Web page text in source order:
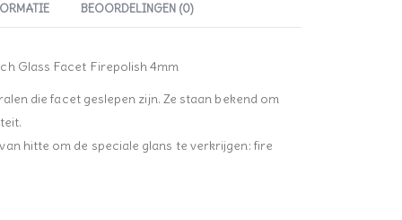
BEOORDELINGEN (0)
Glass Facet Firepolish 4mm
die facet geslepen zijn. Ze staan bekend om
hitte om de speciale glans te verkrijgen: fire